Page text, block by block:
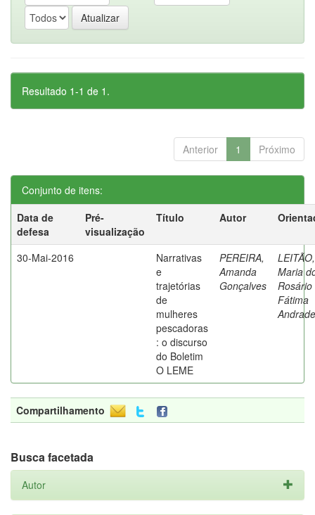
Resultado 1-1 de 1.
Anterior 1 Próximo
Conjunto de itens:
Data de
defesa
Pré-
visualização
Título Autor
30-Mai-2016
Narrativas
e
trajetórias
de
mulheres
pescadoras
: o discurso
do Boletim
O LEME
PEREIRA,
Amanda
Gonçalves
LEITÃO,
Maria
Rosário
Fátima
Andrade
Compartilhamento
Busca facetada
Autor